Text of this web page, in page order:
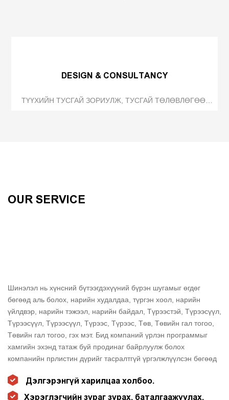
DESIGN & CONSULTANCY
ТҮҮХИЙН ТУСГАЙ ЗОРИУЛЖ, ТУСГАЙ ТӨЛӨВЛӨГӨӨ,
OUR SERVICE
Шинэлэл нь хүнсний бүтээгдэхүүний бүрэн шугамыг өгдөг
бөгөөд аль болох, нарийн худалдаа, түргэн хоол, нарийн
үйлдвэр, нарийн тэжээл, нарийн байдал, Түрээстэй, Түрээсүүл,
Түрээсүүл, Түрээсүүл, Түрээс, Түрээс, Төв, Төвийн гал тогоо,
Төвийн гал тогоо, гэх мэт. Бид компаний үрлэн программыг
хамгийн эхэнд татаж буй продинаг байрлуулж болох
компанийн прлистин дүрийг тасралтгүй үргэлжлүүлсэн бөгөөд
оруулснаар бүх арга замыг сайжруулахын тулд байдаг&B
Хөгжүүлэгч.Shinelong нь борлуулалт, борлуулалт,
Дэлгэрэнгүй харилцаа холбоо.
Хэрэглэгчийн зураг зурах, баталгаажуулах.